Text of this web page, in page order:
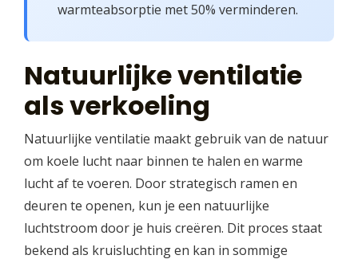
warmteabsorptie met 50% verminderen.
Natuurlijke ventilatie
als verkoeling
Natuurlijke ventilatie maakt gebruik van de natuur
om koele lucht naar binnen te halen en warme
lucht af te voeren. Door strategisch ramen en
deuren te openen, kun je een natuurlijke
luchtstroom door je huis creëren. Dit proces staat
bekend als kruisluchting en kan in sommige